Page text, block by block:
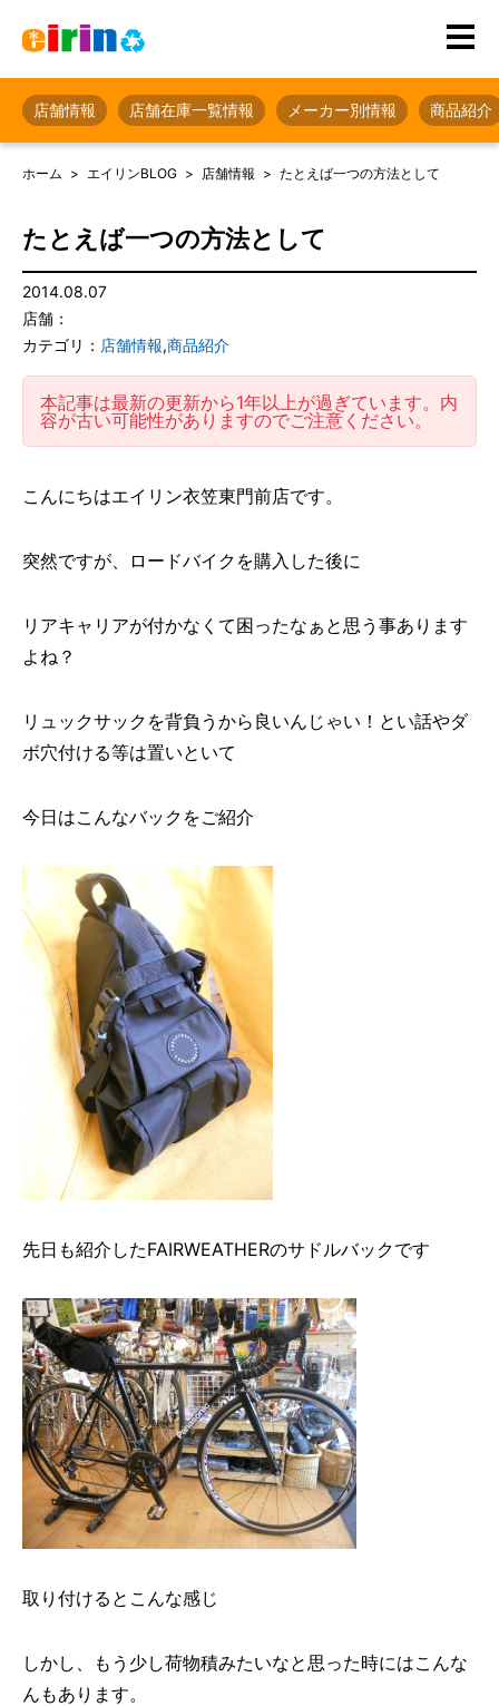
店舗情報 店舗在庫一覧情報 メーカー別情報 商品紹介
ホーム エイリンBLOG 店舗情報 たとえば一つの方法として
たとえば一つの方法として
2014.08.07
店舗：
カテゴリ： 店舗情報,商品紹介
本記事は最新の更新から1年以上が過ぎています。内
容が古い可能性がありますのでご注意ください。
こんにちはエイリン衣笠東門前店です。
突然ですが、ロードバイクを購入した後に
リアキャリアが付かなくて困ったなぁと思う事あります
よね？
リュックサックを背負うから良いんじゃい！とい話やダ
ボ穴付ける等は置いといて
今日はこんなバックをご紹介
先日も紹介したFAIRWEATHERのサドルバックです
取り付けるとこんな感じ
しかし、もう少し荷物積みたいなと思った時にはこんな
んもあります。